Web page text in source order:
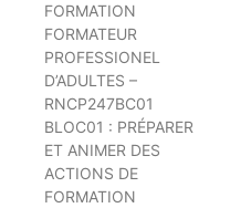
FORMATION
FORMATEUR
PROFESSIONEL
D’ADULTES –
RNCP247BC01
BLOC01 : PRÉPARER
ET ANIMER DES
ACTIONS DE
FORMATION